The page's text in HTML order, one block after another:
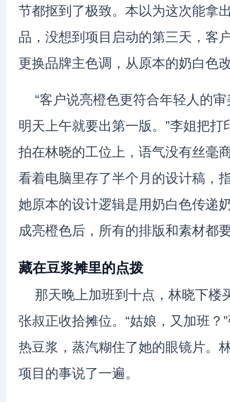
节都抠到了极致。本以为这次能拿
品，没想到项目启动的第三天，客
更换品牌主色调，从原本的奶白色
“客户说亮橙色更符合年轻人的
明天上午就要出第一版。”李姐把打
拍在林晓的工位上，语气没有丝毫
看着电脑里存了半个月的设计稿
她原本的设计逻辑是用奶白色传递
成亮橙色后，所有的排版和素材都
藏在豆浆摊里的点拨
那天晚上加班到十点，林晓下楼
张叔正收拾摊位。“姑娘，又加班？
热豆浆，蒸汽糊住了她的眼镜片。
项目的事说了一遍。